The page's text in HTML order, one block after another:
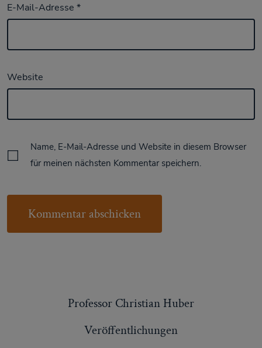
E-Mail-Adresse*
Website
Name, E-Mail-Adresse und Website in diesem Browser
für meinen nächsten Kommentar speichern.
Professor Christian Huber
Veröffentlichungen